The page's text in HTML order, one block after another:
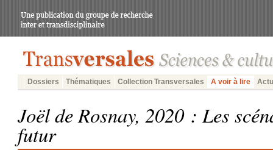
Dossiers Thématiques Collection Transversales A voir à lire
Joël de Rosnay, 2020 : Les
futur